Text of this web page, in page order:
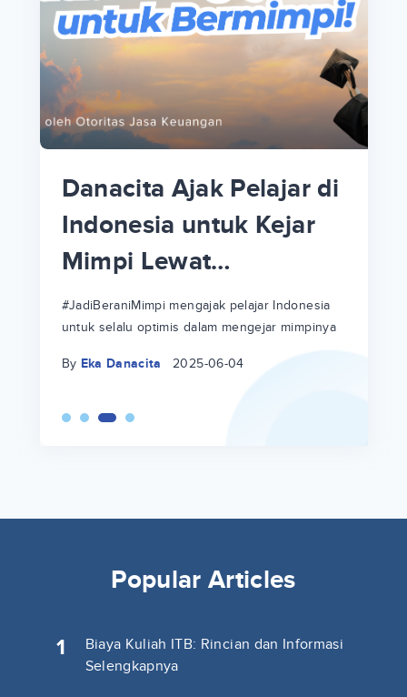
Danacita Ajak Pelajar di
Indonesia untuk Kejar
Mimpi Lewat
#JadiBeraniMimpi
#JadiBeraniMimpi mengajak pelajar Indonesia
untuk selalu optimis dalam mengejar mimpinya
By Eka Danacita 2025-06-04
Popular Articles
1
Biaya Kuliah ITB: Rincian dan Informasi
Selengkapnya